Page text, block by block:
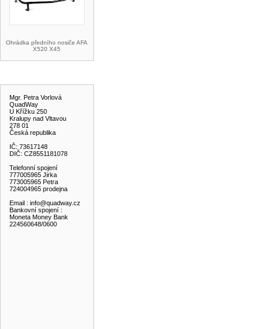
Ohrádka předního nosiče AFA
X520 X45
Mgr. Petra Vorlová
QuadWay
U Křížku 250
Kralupy nad Vltavou
278 01
Česká republika
IČ: 73617148
DIČ: CZ8551181078
Telefonní spojení
777005965 Jirka
773005965 Petra
724004965 prodejna
Email : info@quadway.cz
Bankovní spojení :
Moneta Money Bank
224560648/0600